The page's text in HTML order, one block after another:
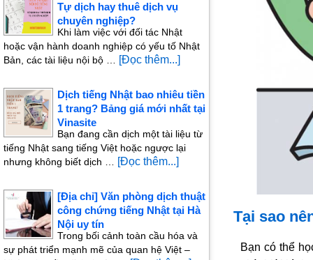
Tại sao
Bạn có thể
Tự dịch hay thuê dịch vụ
chuyên nghiệp?
Khi làm việc với đối tác Nhật
hoặc vận hành doanh nghiệp có yếu tố Nhật
Bản, các tài liệu nội bộ …
[Đọc thêm...]
Dịch tiếng Nhật bao nhiêu tiền
1 trang? Bảng giá mới nhất tại
Vinasite
Bạn đang cần dịch một tài liệu từ
tiếng Nhật sang tiếng Việt hoặc ngược lại
nhưng không biết dịch …
[Đọc thêm...]
[Địa chỉ] Văn phòng dịch thuật
công chứng tiếng Nhật tại Hà
Nội uy tín
Trong bối cảnh toàn cầu hóa và
sự phát triển mạnh mẽ của quan hệ Việt –